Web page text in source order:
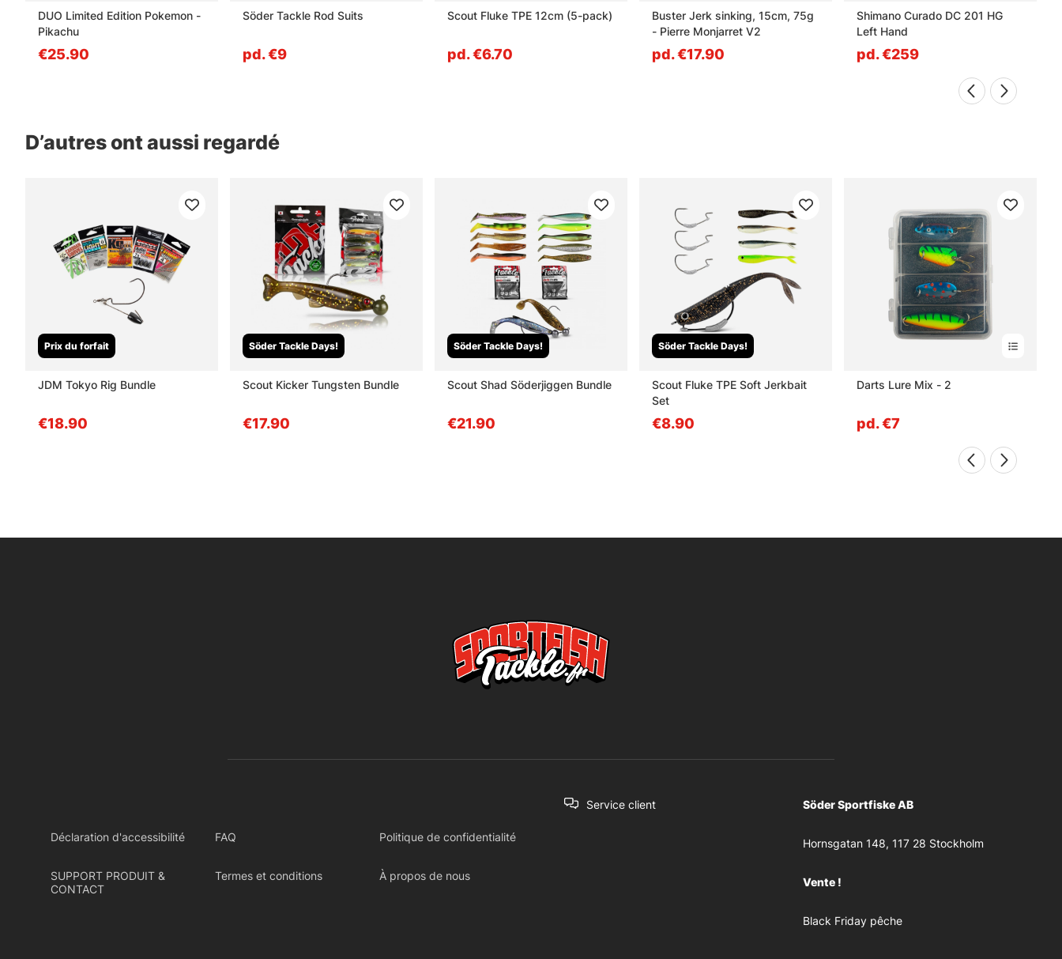
DUO Limited Edition Pokemon -
Pikachu
€25.90
Söder Tackle Rod Suits
pd. €9
Scout Fluke TPE 12cm (5-pack)
pd. €6.70
Buster Jerk sinking, 15cm, 75g
- Pierre Monjarret V2
pd. €17.90
Shimano Curado DC 201 HG
Left Hand
pd. €259
D’autres ont aussi regardé
Prix du forfait
JDM Tokyo Rig Bundle
€18.90
Söder Tackle Days!
Scout Kicker Tungsten Bundle
€17.90
Söder Tackle Days!
Scout Shad Söderjiggen Bundle
€21.90
Söder Tackle Days!
Scout Fluke TPE Soft Jerkbait
Set
€8.90
Darts Lure Mix - 2
pd. €7
Déclaration d'accessibilité FAQ Politique de confidentialité
SUPPORT PRODUIT &
CONTACT
Termes et conditions À propos de nous
Service client Söder Sportfiske AB
Hornsgatan 148, 117 28 Stockholm
Vente !
Black Friday pêche